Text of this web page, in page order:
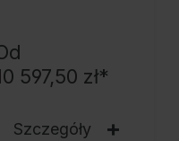
597,50 zł*
Szczegóły